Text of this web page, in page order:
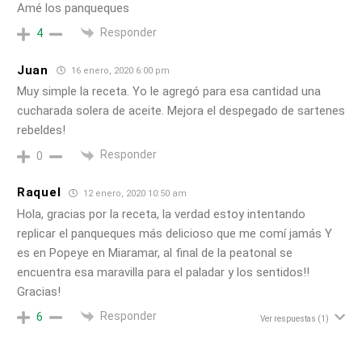
Amé los panqueques
4 Responder
Juan 16 enero, 2020 6:00 pm
Muy simple la receta. Yo le agregó para esa cantidad una
cucharada solera de aceite. Mejora el despegado de sartenes
rebeldes!
0 Responder
Raquel 12 enero, 2020 10:50 am
Hola, gracias por la receta, la verdad estoy intentando
replicar el panqueques más delicioso que me comí jamás Y
es en Popeye en Miaramar, al final de la peatonal se
encuentra esa maravilla para el paladar y los sentidos!!
Gracias!
6 Responder Ver respuestas (1)